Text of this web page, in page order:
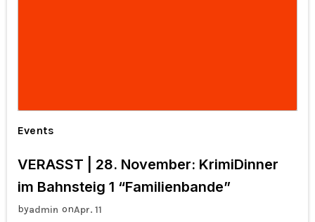
Events
VERASST | 28. November: KrimiDinner
im Bahnsteig 1 “Familienbande”
byadmin onApr. 11